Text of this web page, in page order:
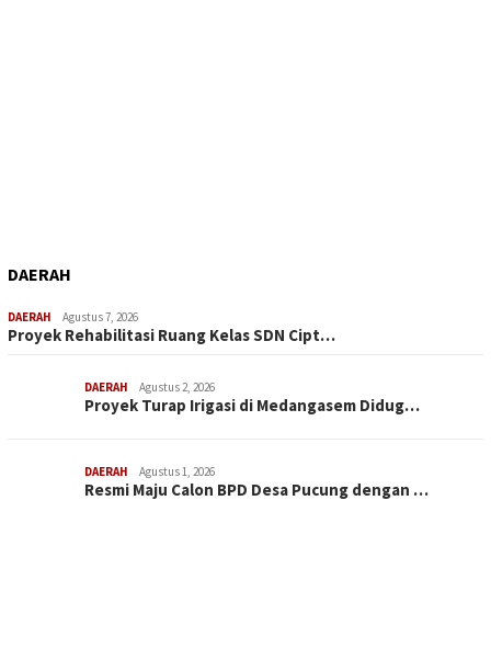
DAERAH
DAERAH Agustus 7, 2026
Proyek Rehabilitasi Ruang Kelas SDN Cipt…
DAERAH Agustus 2, 2026
Proyek Turap Irigasi di Medangasem Didug…
DAERAH Agustus 1, 2026
Resmi Maju Calon BPD Desa Pucung dengan …